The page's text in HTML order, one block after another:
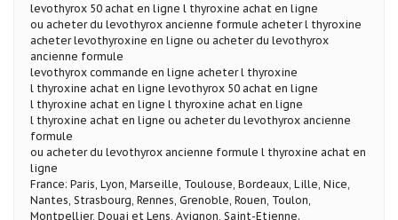
levothyrox 50 achat en ligne l thyroxine achat en ligne
ou acheter du levothyrox ancienne formule acheter l thyroxine
acheter levothyroxine en ligne ou acheter du levothyrox
ancienne formule
levothyrox commande en ligne acheter l thyroxine
l thyroxine achat en ligne levothyrox 50 achat en ligne
l thyroxine achat en ligne l thyroxine achat en ligne
l thyroxine achat en ligne ou acheter du levothyrox ancienne
formule
ou acheter du levothyrox ancienne formule l thyroxine achat en
ligne
France: Paris, Lyon, Marseille, Toulouse, Bordeaux, Lille, Nice,
Nantes, Strasbourg, Rennes, Grenoble, Rouen, Toulon,
Montpellier, Douai et Lens, Avignon, Saint-Etienne.